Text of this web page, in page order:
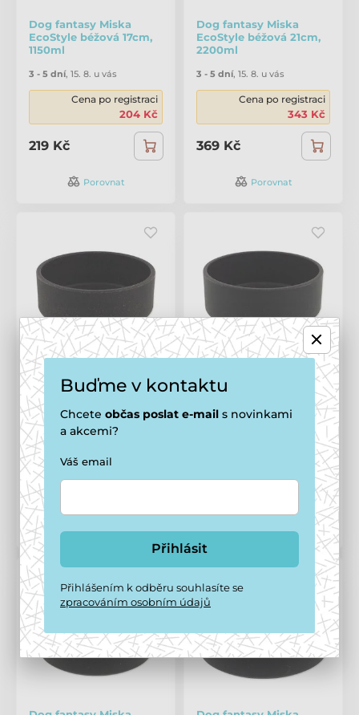
Dog fantasy Miska
EcoStyle béžová 17cm,
1150ml
3 - 5 dní, 15. 8. u vás
Cena po registraci
204 Kč
219 Kč
Porovnat
Dog fantasy Miska
EcoStyle béžová 21cm,
2200ml
3 - 5 dní, 15. 8. u vás
Cena po registraci
343 Kč
369 Kč
Porovnat
Dog fantasy Miska
EcoStyle šedá 12cm,
350ml
3 - 5 dní,15. 8. u vás
Cena po registraci
119 Kč
EcoStyle šedá 14cm,
600ml
3 - 5 dní ,15. 8. u vás
Cena po registraci
153 Kč
Buďme v kontaktu
Chcete občas poslat e-mail s novinkami
a akcemi?
Váš email
Přihlásit
Přihlášením k odběru souhlasíte se
zpracováním osobním údajů